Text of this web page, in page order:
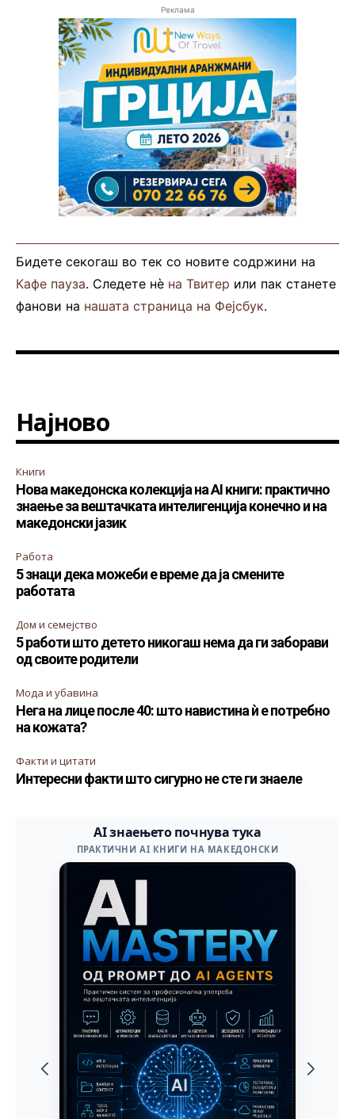
Реклама
Бидете секогаш во тек со новите содржини на
Кафе пауза. Следете нè на Твитер или пак станете
фанови на нашата страница на Фејсбук.
Најново
Книги
Нова македонска колекција на AI книги: практично
знаење за вештачката интелигенција конечно и на
македонски јазик
Работа
5 знаци дека можеби е време да ја смените
работата
Дом и семејство
5 работи што детето никогаш нема да ги заборави
од своите родители
Мода и убавина
Нега на лице после 40: што навистина ѝ е потребно
на кожата?
Факти и цитати
Интересни факти што сигурно не сте ги знаеле